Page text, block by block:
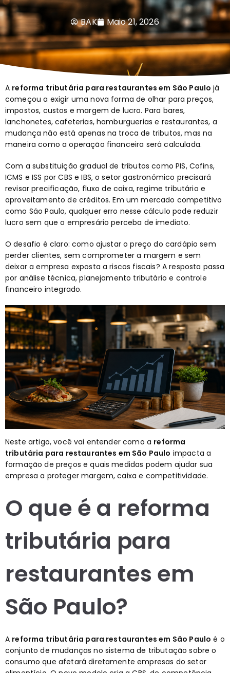
BAK Maio 21, 2026
A reforma tributária para restaurantes em São Paulo já
começou a exigir uma nova forma de olhar para preços,
impostos, custos e margem de lucro. Para bares,
lanchonetes, cafeterias, hamburguerias e restaurantes, a
mudança não está apenas na troca de tributos, mas na
maneira como a operação financeira será calculada.
Com a substituição gradual de tributos como PIS, Cofins,
ICMS e ISS por CBS e IBS, o setor gastronômico precisará
revisar precificação, fluxo de caixa, regime tributário e
aproveitamento de créditos. Em um mercado competitivo
como São Paulo, qualquer erro nesse cálculo pode reduzir
lucro sem que o empresário perceba de imediato.
O desafio é claro: como ajustar o preço do cardápio sem
perder clientes, sem comprometer a margem e sem
deixar a empresa exposta a riscos fiscais? A resposta passa
por análise técnica, planejamento tributário e controle
financeiro integrado.
Neste artigo, você vai entender como a reforma
tributária para restaurantes em São Paulo impacta a
formação de preços e quais medidas podem ajudar sua
empresa a proteger margem, caixa e competitividade.
O que é a reforma
tributária para
restaurantes em
São Paulo?
A reforma tributária para restaurantes em São Paulo é o
conjunto de mudanças no sistema de tributação sobre o
consumo que afetará diretamente empresas do setor